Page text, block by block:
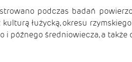
podczas badań
łużycką, okresu
późnego średniowiecza, a